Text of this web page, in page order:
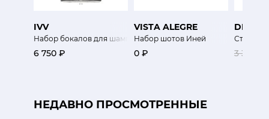
IVV
Набор бокалов для шампанского Наследие 2 шт
6 750 ₽
VISTA ALEGRE
Набор шотов Иней
0 ₽
Стакан
3 300 ₽
НЕДАВНО ПРОСМОТРЕННЫЕ